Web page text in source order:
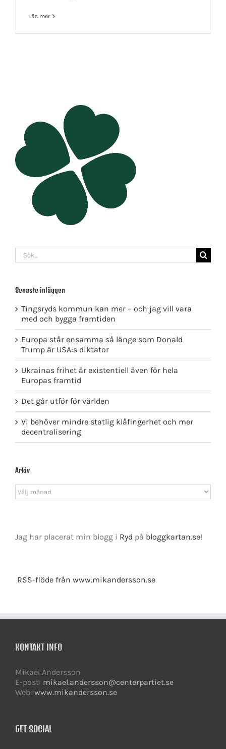
Läs mer
Sök
efter:
Senaste inläggen
Tingsryds kommun kan mer – och jag vill vara
med och bygga framtiden
Europa står ensamma så länge som Donald
Trump är USA:s diktator
Ukrainas frihet är existentiell även för hela
Europas framtid
Det går utför för världen
Vi behöver mindre statlig klåfingerhet och mer
decentralisering
Arkiv
Arkiv
Jag har placerat min blogg i Ryd på bloggkartan.se!
RSS-flöde från www.mikandersson.se
KONTAKT INFO
Mikael Andersson
E-post: mikael.andersson@centerpartiet.se
Web: www.mikandersson.se
GET SOCIAL